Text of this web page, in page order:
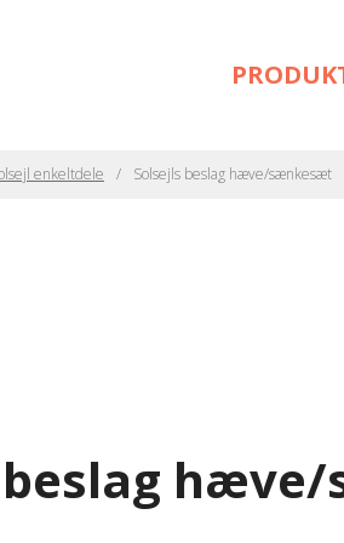
enkeltdele Solsejls beslag hæve/sænkesæt
beslag